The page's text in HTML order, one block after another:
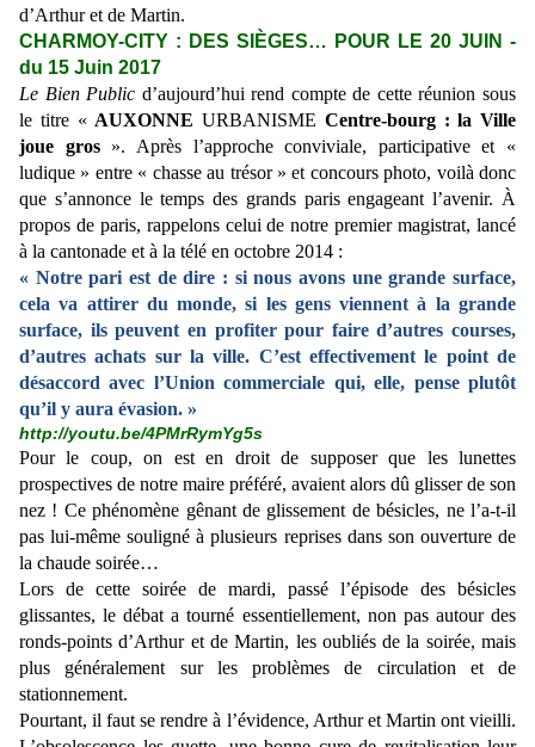
d’Arthur et de Martin.
CHARMOY-CITY : DES SIÈGES… POUR LE 20 JUIN -
du 15 Juin 2017
Le Bien Public d’aujourd’hui rend compte de cette réunion sous
le titre « AUXONNE URBANISME Centre-bourg : la Ville
joue gros ». Après l’approche conviviale, participative et «
ludique » entre « chasse au trésor » et concours photo, voilà donc
que s’annonce le temps des grands paris engageant l’avenir. À
propos de paris, rappelons celui de notre premier magistrat, lancé
à la cantonade et à la télé en octobre 2014 :
« Notre pari est de dire : si nous avons une grande surface,
cela va attirer du monde, si les gens viennent à la grande
surface, ils peuvent en profiter pour faire d’autres courses,
d’autres achats sur la ville. C’est effectivement le point de
désaccord avec l’Union commerciale qui, elle, pense plutôt
qu’il y aura évasion. »
http://youtu.be/4PMrRymYg5s
Pour le coup, on est en droit de supposer que les lunettes
prospectives de notre maire préféré, avaient alors dû glisser de son
nez ! Ce phénomène gênant de glissement de bésicles, ne l’a-t-il
pas lui-même souligné à plusieurs reprises dans son ouverture de
la chaude soirée…
Lors de cette soirée de mardi, passé l’épisode des bésicles
glissantes, le débat a tourné essentiellement, non pas autour des
ronds-points d’Arthur et de Martin, les oubliés de la soirée, mais
plus généralement sur les problèmes de circulation et de
stationnement.
Pourtant, il faut se rendre à l’évidence, Arthur et Martin ont vieilli.